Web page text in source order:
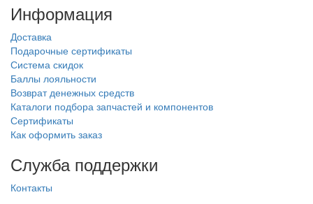
Информация
Доставка
Подарочные сертификаты
Система скидок
Баллы лояльности
Возврат денежных средств
Каталоги подбора запчастей и компонентов
Сертификаты
Как оформить заказ
Служба поддержки
Контакты